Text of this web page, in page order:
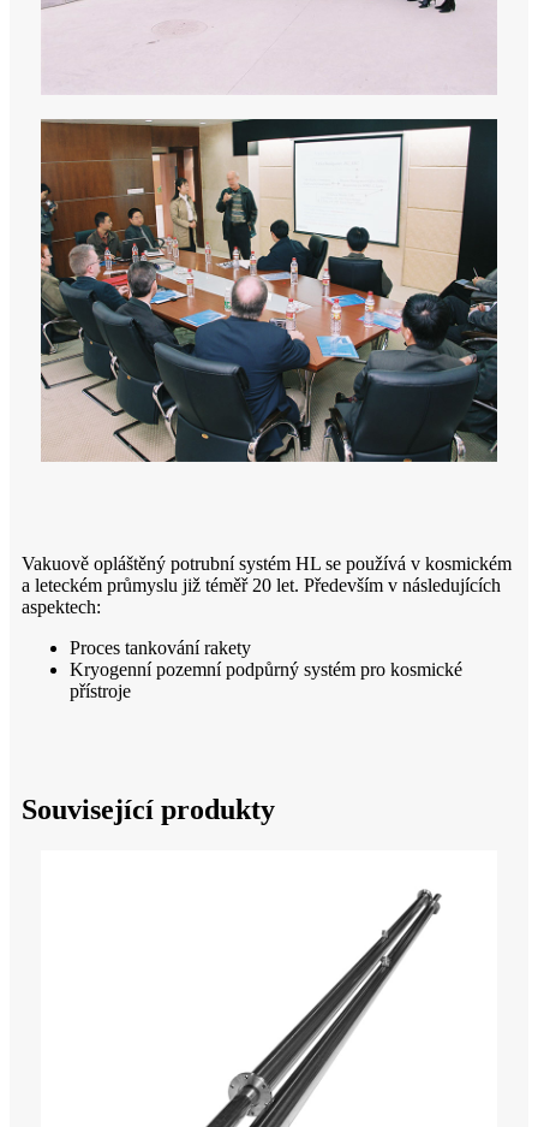
Vakuově opláštěný potrubní systém HL se používá v kosmickém
a leteckém průmyslu již téměř 20 let. Především v následujících
aspektech:
Proces tankování rakety
Kryogenní pozemní podpůrný systém pro kosmické
přístroje
Související produkty